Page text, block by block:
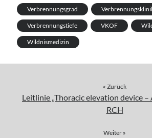
Verbrennungsgrad
Verbrennungstiefe VKOF
Wildnismedizin
« Zurück
Leitlinie „Thoracic elevation device –
RCH
Weiter »